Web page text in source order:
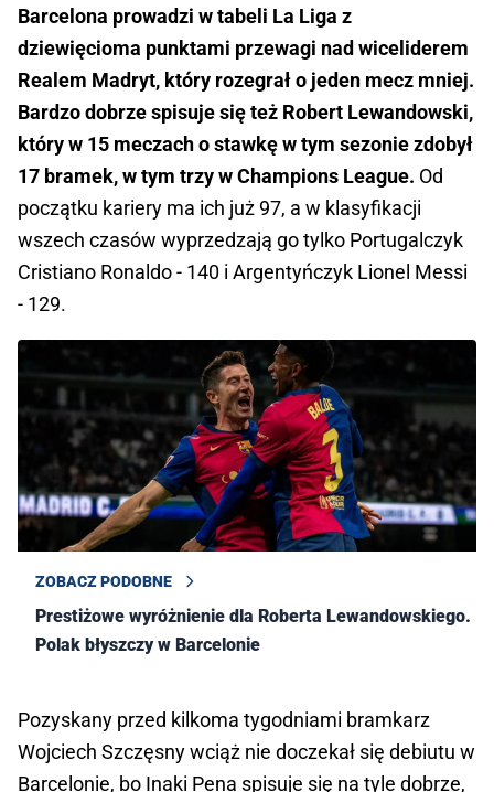
Barcelona prowadzi w tabeli La Liga z
dziewięcioma punktami przewagi nad wiceliderem
Realem Madryt, który rozegrał o jeden mecz mniej.
Bardzo dobrze spisuje się też Robert Lewandowski,
który w 15 meczach o stawkę w tym sezonie zdobył
17 bramek, w tym trzy w Champions League. Od
początku kariery ma ich już 97, a w klasyfikacji
wszech czasów wyprzedzają go tylko Portugalczyk
Cristiano Ronaldo - 140 i Argentyńczyk Lionel Messi
- 129.
ZOBACZ PODOBNE
Prestiżowe wyróżnienie dla Roberta Lewandowskiego.
Polak błyszczy w Barcelonie
Pozyskany przed kilkoma tygodniami bramkarz
Wojciech Szczęsny wciąż nie doczekał się debiutu w
Barcelonie, bo Inaki Pena spisuje się na tyle dobrze,